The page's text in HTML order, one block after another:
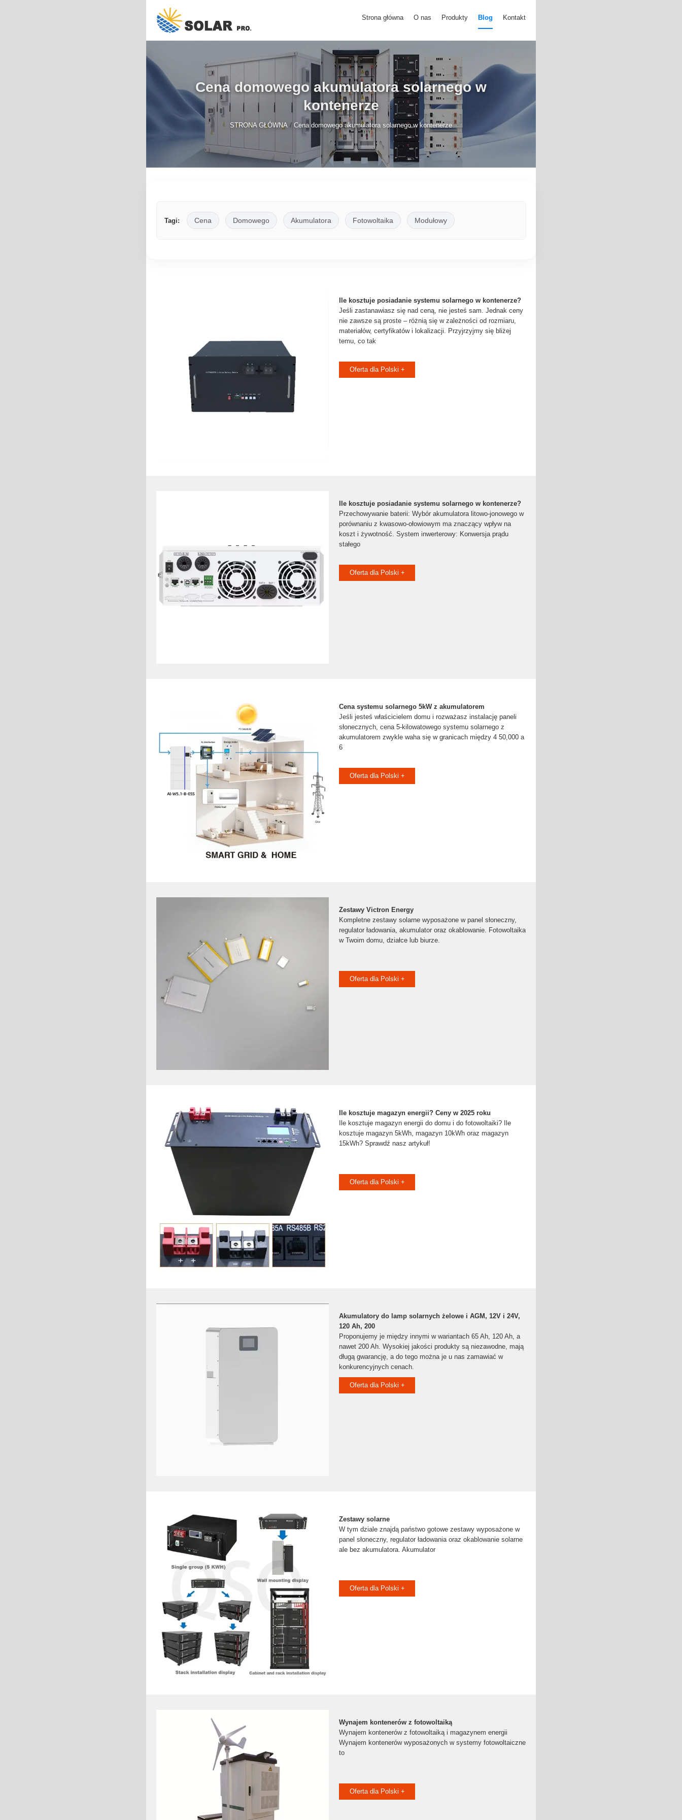
Strona główna O nas Produkty Blog Kontakt
Cena domowego akumulatora solarnego w
kontenerze
STRONA GŁÓWNA / Cena domowego akumulatora solarnego w kontenerze
Tagi: Cena Domowego Akumulatora Fotowoltaika Modułowy
Ile kosztuje posiadanie systemu solarnego w kontenerze?
Jeśli zastanawiasz się nad ceną, nie jesteś sam. Jednak ceny
nie zawsze są proste – różnią się w zależności od rozmiaru,
materiałów, certyfikatów i lokalizacji. Przyjrzyjmy się bliżej
temu, co tak
Oferta dla Polski +
Ile kosztuje posiadanie systemu solarnego w kontenerze?
Przechowywanie baterii: Wybór akumulatora litowo-jonowego w
porównaniu z kwasowo-ołowiowym ma znaczący wpływ na
koszt i żywotność. System inwerterowy: Konwersja prądu
stałego
Oferta dla Polski +
Cena systemu solarnego 5kW z akumulatorem
Jeśli jesteś właścicielem domu i rozważasz instalację paneli
słonecznych, cena 5-kilowatowego systemu solarnego z
akumulatorem zwykle waha się w granicach między 4 50,000 a
6
Oferta dla Polski +
Zestawy Victron Energy
Kompletne zestawy solarne wyposażone w panel słoneczny,
regulator ładowania, akumulator oraz okablowanie. Fotowoltaika
w Twoim domu, działce lub biurze.
Oferta dla Polski +
Ile kosztuje magazyn energii? Ceny w 2025 roku
Ile kosztuje magazyn energii do domu i do fotowoltaiki? Ile
kosztuje magazyn 5kWh, magazyn 10kWh oraz magazyn
15kWh? Sprawdź nasz artykuł!
Oferta dla Polski +
Akumulatory do lamp solarnych żelowe i AGM, 12V i 24V,
120 Ah, 200
Proponujemy je między innymi w wariantach 65 Ah, 120 Ah, a
nawet 200 Ah. Wysokiej jakości produkty są niezawodne, mają
długą gwarancję, a do tego można je u nas zamawiać w
konkurencyjnych cenach.
Oferta dla Polski +
Zestawy solarne
W tym dziale znajdą państwo gotowe zestawy wyposażone w
panel słoneczny, regulator ładowania oraz okablowanie solarne
ale bez akumulatora. Akumulator
Oferta dla Polski +
Wynajem kontenerów z fotowoltaiką
Wynajem kontenerów z fotowoltaiką i magazynem energii
Wynajem kontenerów wyposażonych w systemy fotowoltaiczne
to
Oferta dla Polski +